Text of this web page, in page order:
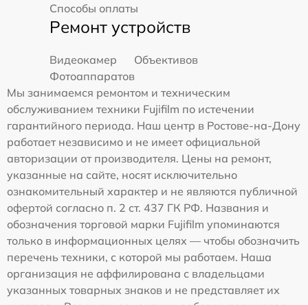
Способы оплаты
Ремонт устройств
Видеокамер
Объективов
Фотоаппаратов
Мы занимаемся ремонтом и техническим
обслуживанием техники Fujifilm по истечении
гарантийного периода. Наш центр в Ростове-на-Дону
работает независимо и не имеет официальной
авторизации от производителя. Цены на ремонт,
указанные на сайте, носят исключительно
ознакомительный характер и не являются публичной
офертой согласно п. 2 ст. 437 ГК РФ. Названия и
обозначения торговой марки Fujifilm упоминаются
только в информационных целях — чтобы обозначить
перечень техники, с которой мы работаем. Наша
организация не аффилирована с владельцами
указанных товарных знаков и не представляет их